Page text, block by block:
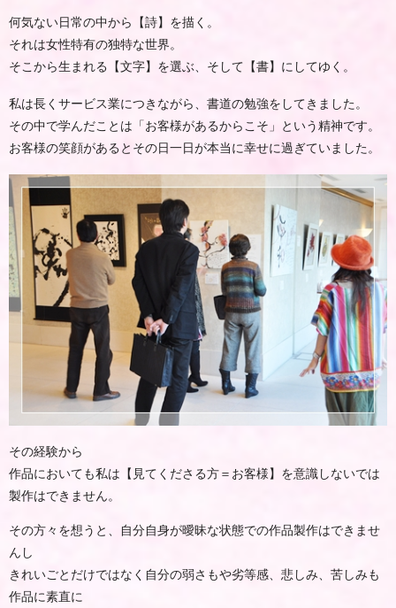
何気ない日常の中から【詩】を描く。
それは女性特有の独特な世界。
そこから生まれる【文字】を選ぶ、そして【書】にしてゆく。
私は長くサービス業につきながら、書道の勉強をしてきました。
その中で学んだことは「お客様があるからこそ」という精神です。
お客様の笑顔があるとその日一日が本当に幸せに過ぎていました。
その経験から
作品においても私は【見てくださる方＝お客様】を意識しないでは
製作はできません。
その方々を想うと、自分自身が曖昧な状態での作品製作はできませ
んし
きれいごとだけではなく自分の弱さもや劣等感、悲しみ、苦しみも
作品に素直に